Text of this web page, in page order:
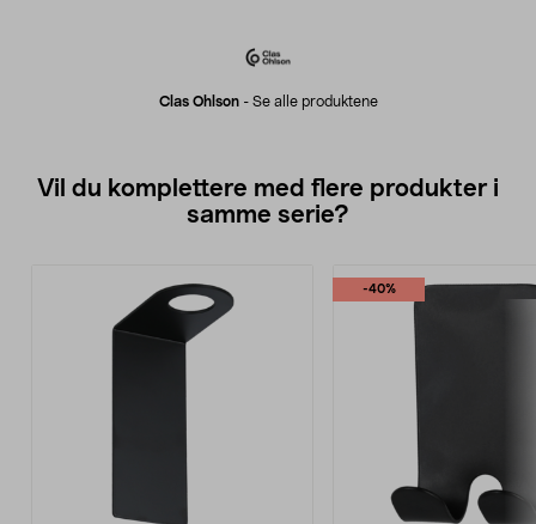
Clas Ohlson- Se alle produktene
Vil du komplettere med flere produkter i
samme serie?
-40%